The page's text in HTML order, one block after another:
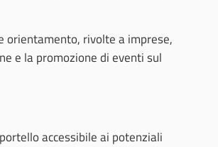
orientamento, rivolte a imprese,
e la promozione di eventi sul
accessibile ai potenziali